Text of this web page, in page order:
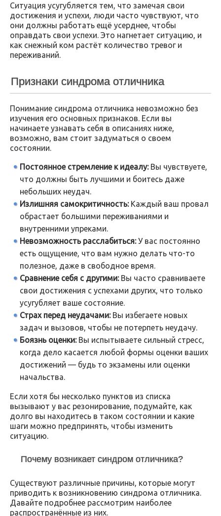
Ситуация усугубляется тем, что замечая свои
достижения и успехи, люди часто чувствуют, что
они должны работать ещё усерднее, чтобы
оправдать свои успехи. Это нагнетает ситуацию, и
как снежный ком растёт количество тревог и
переживаний.
Признаки синдрома отличника
Понимание синдрома отличника невозможно без
изучения его основных признаков. Если вы
начинаете узнавать себя в описаниях ниже,
возможно, вам стоит задуматься о своем
состоянии.
Постоянное стремление к идеалу:Вы чувствуете,
что должны быть лучшими и боитесь даже
небольших неудач.
Излишняя самокритичность:Каждый ваш провал
обрастает большими переживаниями и
внутренними упреками.
Невозможность расслабиться:У вас постоянно
есть ощущение, что вам нужно делать что-то
полезное, даже в свободное время.
Сравнение себя с другими:Вы часто сравниваете
свои достижения с успехами других, что только
усугубляет ваше состояние.
Страх перед неудачами:Вы избегаете новых
задач и вызовов, чтобы не потерпеть неудачу.
Боязнь оценки:Вы испытываете сильный стресс,
когда дело касается любой формы оценки ваших
достижений — будь то экзамены или оценки
начальства.
Если хотя бы несколько пунктов из списка
вызывают у вас резонирование, подумайте, как
долго вы находитесь в таком состоянии и какие
шаги можно предпринять, чтобы изменить
ситуацию.
Почему возникает синдром отличника?
Существуют различные причины, которые могут
приводить к возникновению синдрома отличника.
Давайте подробнее рассмотрим наиболее
распространённые из них.